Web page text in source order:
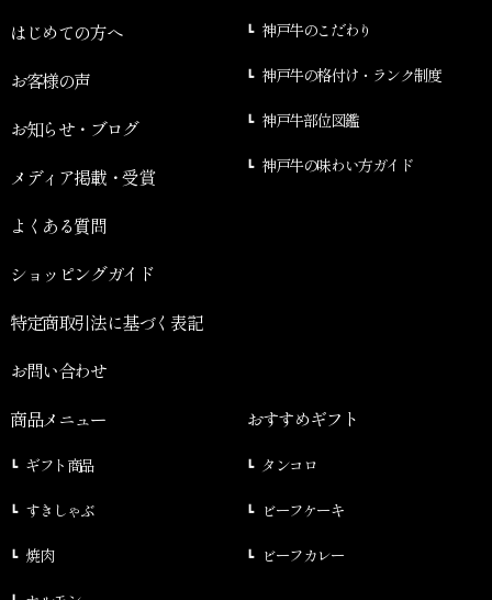
はじめての方へ
お客様の声
お知らせ・ブログ
メディア掲載・受賞
よくある質問
ショッピングガイド
特定商取引法に基づく表記
お問い合わせ
神戸牛のこだわり
神戸牛の格付け・ランク制度
神戸牛部位図鑑
神戸牛の味わい方ガイド
商品メニュー
ギフト商品
すきしゃぶ
焼肉
おすすめギフト
タンコロ
ビーフケーキ
ビーフカレー